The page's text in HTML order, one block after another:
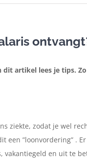
artikel lees je tips.
ziekte, zodat je wel
een ”loonvordering” .
vakantiegeld en uit te